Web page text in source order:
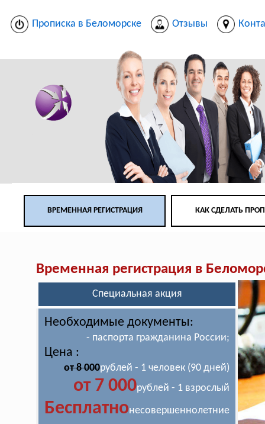
Прописка в Беломорске Отзывы
ВРЕМЕННАЯ РЕГИСТРАЦИЯ КАК СДЕЛАТЬ
Временная регистрация в
Специальная акция
Необходимые документы:
- паспорта гражданина России;
Цена :
от 8 000рублей - 1 человек (90 дней)
от 7 000рублей - 1 взрослый
Бесплатнонесовершеннолетние